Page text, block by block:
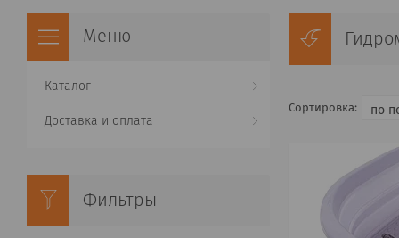
Каталог
Доставка и оплата
Фильтры